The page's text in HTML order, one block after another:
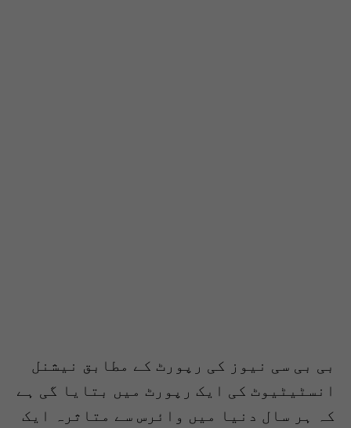
بی بی سی نیوز کی رپورٹ کے مطابق نیشنل
انسٹیٹیوٹ کی ایک رپورٹ میں بتایا گی ہے
کہ ہر سال دنیا میں وائرس سے متاثرہ ایک